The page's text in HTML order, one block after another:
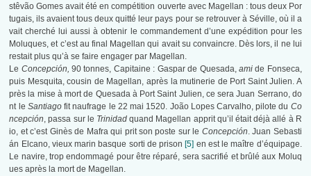
stêvão Gomes avait été en compétition ouverte avec Magellan : tous deux Por
tugais, ils avaient tous deux quitté leur pays pour se retrouver à Séville, où il a
vait cherché lui aussi à obtenir le commandement d’une expédition pour les
Moluques, et c’est au final Magellan qui avait su convaincre. Dès lors, il ne lui
restait plus qu’à se faire engager par Magellan.
Le Concepción,90 tonnes, Capitaine : Gaspar de Quesada, amide Fonseca,
puis Mesquita, cousin de Magellan, après la mutinerie de Port Saint Julien. A
près la mise à mort de Quesada à Port Saint Julien, ce sera Juan Serrano, do
nt le Santiagofit naufrage le 22 mai 1520. João Lopes Carvalho, pilote du Co
ncepción, passa sur le Trinidadquand Magellan apprit qu’il était déjà allé à R
io, et c’est Ginès de Mafra qui prit son poste sur le Concepción. Juan Sebasti
án Elcano, vieux marin basque sorti de prison [5] en est le maître d’équipage.
Le navire, trop endommagé pour être réparé, sera sacrifié et brûlé aux Moluq
ues après la mort de Magellan.